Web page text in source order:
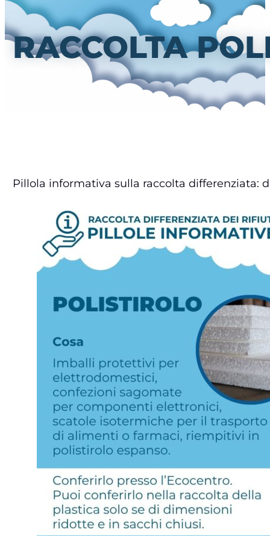
RACCOLTA
Pillola informativa sulla raccolta differenziata: